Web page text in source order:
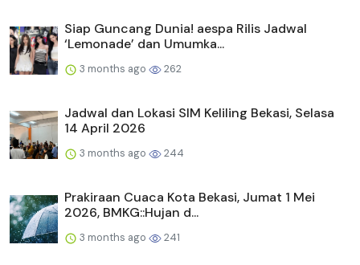
Siap Guncang Dunia! aespa Rilis Jadwal
‘Lemonade’ dan Umumka...
3 months ago 262
Jadwal dan Lokasi SIM Keliling Bekasi, Selasa
14 April 2026
3 months ago 244
Prakiraan Cuaca Kota Bekasi, Jumat 1 Mei
2026, BMKG::Hujan d...
3 months ago 241